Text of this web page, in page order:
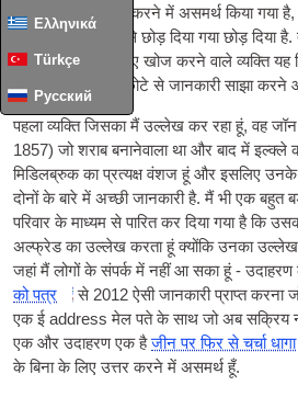
Ελληνικά
Türkçe
Русский
बिना एक उत्तर पोस्ट करने में असमर्थ किया गया
एड्रेस है कि के बाद से छोड़ दिया गया छोड़ दिया
है कि जानकारी के लिए खोज करने वाले व्यक्ति
पूर्वजों के बारे में एक छोटे से जानकारी साझा करने
पहला व्यक्ति जिसका मैं उल्लेख कर रहा हूं, वह
1857) जो शराब बनानेवाला था और बाद में
मिडिलब्रुक का प्रत्यक्ष वंशज हूं और इसलिए
दोनों के बारे में अच्छी जानकारी है. मैं भी एक बहुत
परिवार के माध्यम से पारित कर दिया गया है कि
अल्फ्रेड का उल्लेख करता हूं क्योंकि उनका उल्लेख
जहां मैं लोगों के संपर्क में नहीं आ सका हूं -
को पत्र
से 2012 ऐसी जानकारी प्राप्त
एक ई address मेल पते के साथ जो अब सक्रिय
एक और उदाहरण एक हैजीन पर फिर से चर्चा धागा
के बिना के लिए उत्तर करने में असमर्थ हूँ.